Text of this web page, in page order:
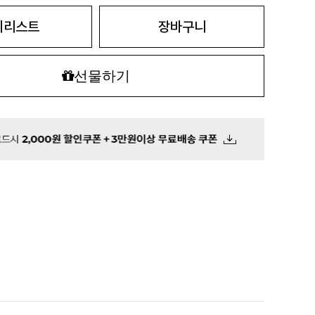
리스트 장바구니
선물하기